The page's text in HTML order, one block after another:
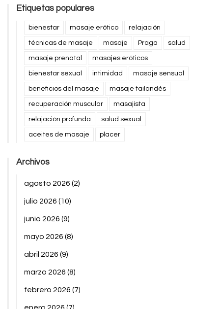
Etiquetas populares
bienestar masaje erótico relajación
técnicas de masaje masaje Praga salud
masaje prenatal masajes eróticos
bienestar sexual intimidad masaje sensual
beneficios del masaje masaje tailandés
recuperación muscular masajista
relajación profunda salud sexual
aceites de masaje placer
Archivos
agosto 2026 (2)
julio 2026 (10)
junio 2026 (9)
mayo 2026 (8)
abril 2026 (9)
marzo 2026 (8)
febrero 2026 (7)